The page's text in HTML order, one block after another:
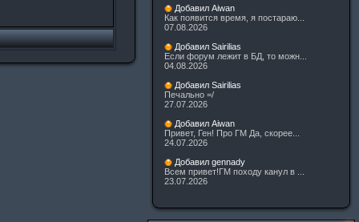
Добавил Aiwan
Как появится время, я постараю...
07.08.2026
Добавил Sairilias
Если форум лежит в БД, то можн...
04.08.2026
Добавил Sairilias
Печально =/
27.07.2026
Добавил Aiwan
Привет, Ген! Про ГМ Да, скорее...
24.07.2026
Добавил gennady
Всем привет!ГМ походу канул в ...
23.07.2026